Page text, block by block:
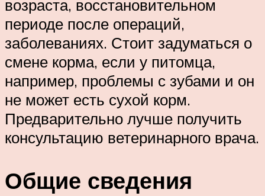
возраста, восстановительном
периоде после операций,
заболеваниях. Стоит задуматься о
смене корма, если у питомца,
например, проблемы с зубами и он
не может есть сухой корм.
Предварительно лучше получить
консультацию ветеринарного врача.
Общие сведения